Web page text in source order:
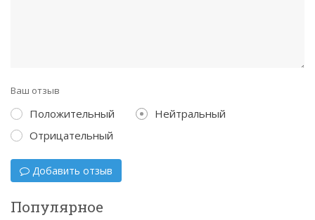
Ваш отзыв
Положительный
Нейтральный
Отрицательный
Добавить отзыв
Популярное